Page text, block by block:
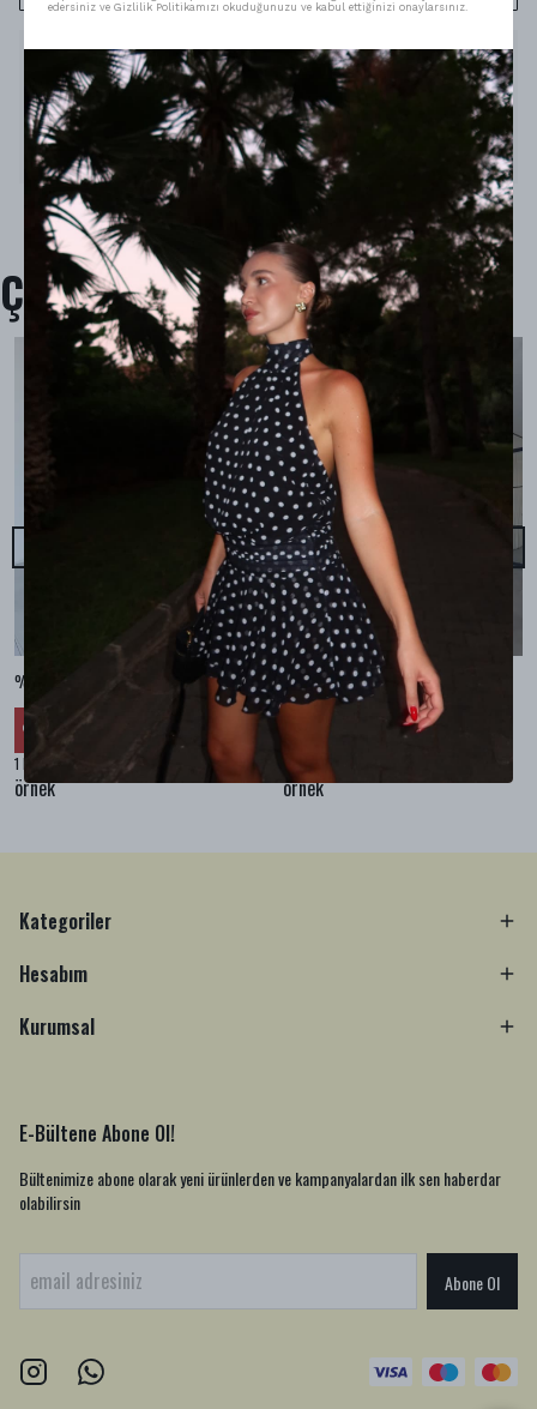
Ürün Açıklaması
Model Ölçüleri : 167cm/53kg
Modelin Beden : M beden
Ürün İçeriği : %100 Pamuk
Ürün Boyu :
Çok Satanlar
%100 KETEN CEPLİ ŞALVAR PANTOLON - Bej
% 30
₺ 2,299.99
1 Renk 4 Beden
örnek
%100 KETEN SALAŞ GÖMLEK - Bej
₺ 2,099.99
₺ 1,469.99
1 Renk 4 Beden
örnek
Kategoriler
Hesabım
Kurumsal
E-Bültene Abone Ol!
Bültenimize abone olarak yeni ürünlerden ve kampanyalardan ilk sen haberdar
olabilirsin
Abone Ol
edersiniz ve Gizlilik Politikamızı okuduğunuzu ve kabul ettiğinizi onaylarsınız.